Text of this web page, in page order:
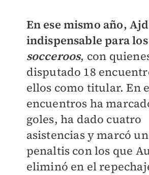
En ese mismo año,
indispensable para los
socceroos, con
disputado 18
ellos como titular. En
encuentros ha
goles, ha dado cuatro
asistencias y marcó
penaltis con los que
eliminó en el